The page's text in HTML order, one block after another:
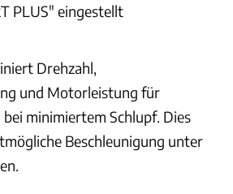
& Pannenhilfe
Räder & Reifen 71 FAQS
PLUS" eingestellt
Drehzahl,
und Motorleistung für
minimiertem Schlupf. Dies
Beschleunigung unter